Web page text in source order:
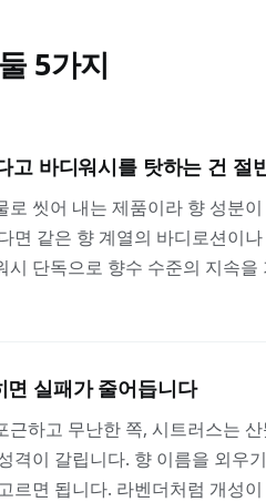
5가지
고 바디워시를 탓하는 건 절
로 씻어 내는 제품이라 향 성분
면 같은 향 계열의 바디로션이
시 단독으로 향수 수준의 지속
면 실패가 줄어듭니다
근하고 무난한 쪽, 시트러스는
격이 갈립니다. 향 이름을 외우
르면 됩니다. 라벤더처럼 개성